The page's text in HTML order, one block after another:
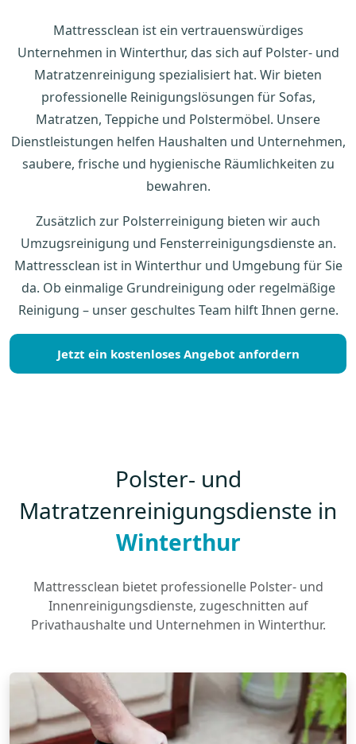
Mattressclean ist ein vertrauenswürdiges
Unternehmen in Winterthur, das sich auf Polster- und
Matratzenreinigung spezialisiert hat. Wir bieten
professionelle Reinigungslösungen für Sofas,
Matratzen, Teppiche und Polstermöbel. Unsere
Dienstleistungen helfen Haushalten und Unternehmen,
saubere, frische und hygienische Räumlichkeiten zu
bewahren.
Zusätzlich zur Polsterreinigung bieten wir auch
Umzugsreinigung und Fensterreinigungsdienste an.
Mattressclean ist in Winterthur und Umgebung für Sie
da. Ob einmalige Grundreinigung oder regelmäßige
Reinigung – unser geschultes Team hilft Ihnen gerne.
Jetzt ein kostenloses Angebot anfordern
Polster- und
Matratzenreinigungsdienste in
Winterthur
Mattressclean bietet professionelle Polster- und
Innenreinigungsdienste, zugeschnitten auf
Privathaushalte und Unternehmen in Winterthur.